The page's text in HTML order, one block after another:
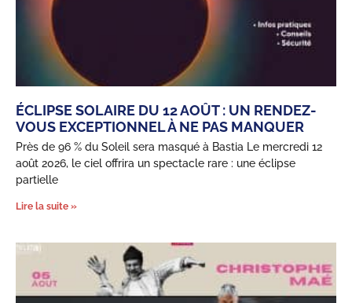
ÉCLIPSE SOLAIRE DU 12 AOÛT : UN RENDEZ-
VOUS EXCEPTIONNEL À NE PAS MANQUER
Près de 96 % du Soleil sera masqué à Bastia Le mercredi 12
août 2026, le ciel offrira un spectacle rare : une éclipse
partielle
Lire la suite »